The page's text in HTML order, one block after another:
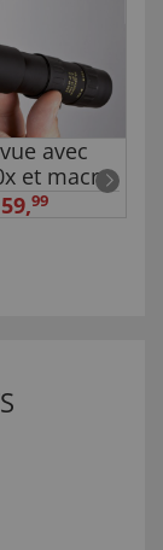
avec
et macro
99